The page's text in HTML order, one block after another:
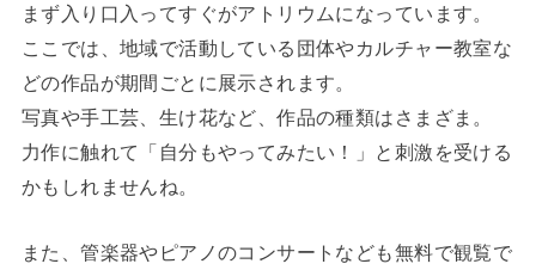
まず入り口入ってすぐがアトリウムになっています。
ここでは、地域で活動している団体やカルチャー教室な
どの作品が期間ごとに展示されます。
写真や手工芸、生け花など、作品の種類はさまざま。
力作に触れて「自分もやってみたい！」と刺激を受ける
かもしれませんね。
また、管楽器やピアノのコンサートなども無料で観覧で